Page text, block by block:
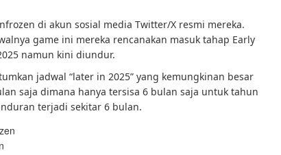
di akun sosial media Twitter/X resmi mereka.
game ini mereka rencanakan masuk tahap Early
namun kini diundur.
jadwal “later in 2025” yang kemungkinan besar
saja dimana hanya tersisa 6 bulan saja untuk tahun
terjadi sekitar 6 bulan.